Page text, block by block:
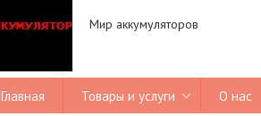
Мир аккумуляторов
Главная Товары и услуги О нас